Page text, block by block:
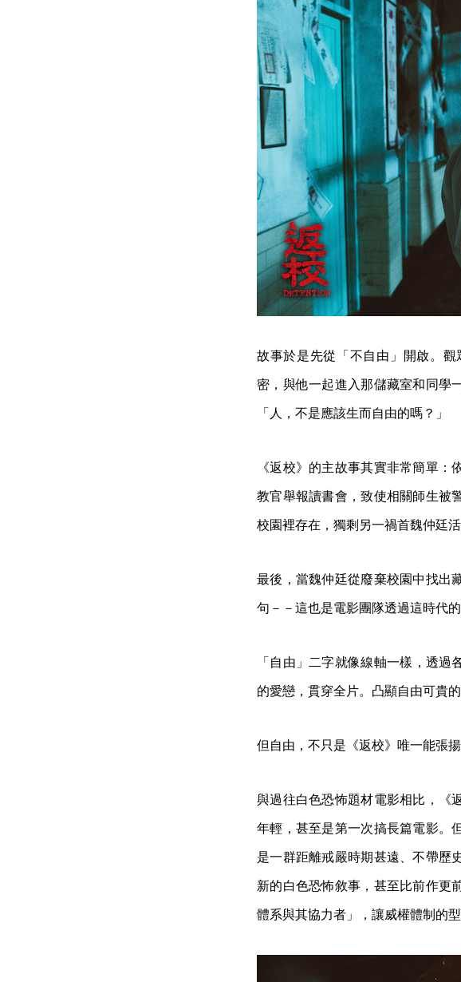
故事於是先從「不自由」開啟。
密，與他一起進入那儲藏室和同學
「人，不是應該生而自由的嗎？」
《返校》的主故事其實非常簡單
教官舉報讀書會，致使相關師生被
校園裡存在，獨剩另一禍首魏仲廷
最後，當魏仲廷從廢棄校園中找出
句－－這也是電影團隊透過這時代
「自由」二字就像線軸一樣，透
的愛戀，貫穿全片。凸顯自由可貴
但自由，不只是《返校》唯一能張揚
與過往白色恐怖題材電影相比，《
年輕，甚至是第一次搞長篇電影。
是一群距離戒嚴時期甚遠、不帶歷
新的白色恐怖敘事，甚至比前作更
體系與其協力者」，讓威權體制的